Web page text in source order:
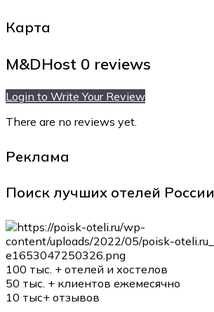
Карта
M&DHost 0 reviews
Login to Write Your Review
There are no reviews yet.
Реклама
Поиск лучших отелей России
100 тыс. + отелей и хостелов
50 тыс. + клиентов ежемесячно
10 тыс+ отзывов